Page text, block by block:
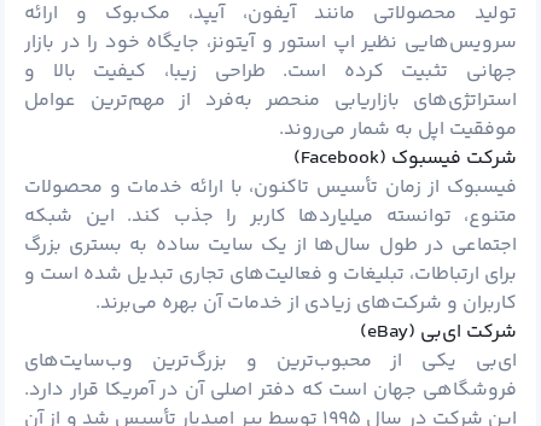
تولید محصولاتی مانند آیفون، آیپد، مک‌بوک و ارائه
سرویس‌هایی نظیر اپ استور و آیتونز، جایگاه خود را در بازار
جهانی تثبیت کرده است. طراحی زیبا، کیفیت بالا و
استراتژی‌های بازاریابی منحصر به‌فرد از مهم‌ترین عوامل
موفقیت اپل به شمار می‌روند.
شرکت فیسبوک (Facebook)
فیسبوک از زمان تأسیس تاکنون، با ارائه خدمات و محصولات
متنوع، توانسته میلیاردها کاربر را جذب کند. این شبکه
اجتماعی در طول سال‌ها از یک سایت ساده به بستری بزرگ
برای ارتباطات، تبلیغات و فعالیت‌های تجاری تبدیل شده است و
کاربران و شرکت‌های زیادی از خدمات آن بهره می‌برند.
شرکت ای‌بی (eBay)
ای‌بی یکی از محبوب‌ترین و بزرگ‌ترین وب‌سایت‌های
فروشگاهی جهان است که دفتر اصلی آن در آمریکا قرار دارد.
این شرکت در سال ۱۹۹۵ توسط پیر امیدیار تأسیس شد و از آن